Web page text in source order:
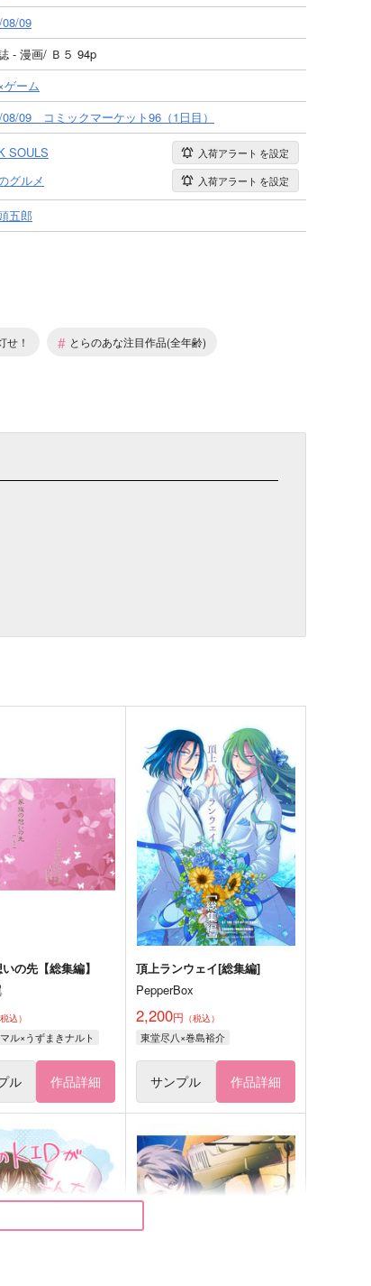
09
- 漫画/ Ｂ５ 94p
ゲーム
09 コミックマーケット96（1日目）
SOULS 入荷アラート を設定
グルメ 入荷アラート を設定
五郎
せ！ # とらのあな注目作品(全年齢)
の先【総集編】
税込）
ル×うずまきナルト
ル 作品詳細
頂上ランウェイ[総集編]
PepperBox
2,200円 （税込）
東堂尽八×巻島裕介
サンプル 作品詳細